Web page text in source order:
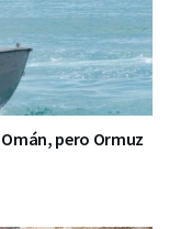
pero Ormuz